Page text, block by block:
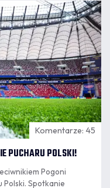
Komentarze: 45
PUCHARU POLSKI!
Pogoni
Polski. Spotkanie